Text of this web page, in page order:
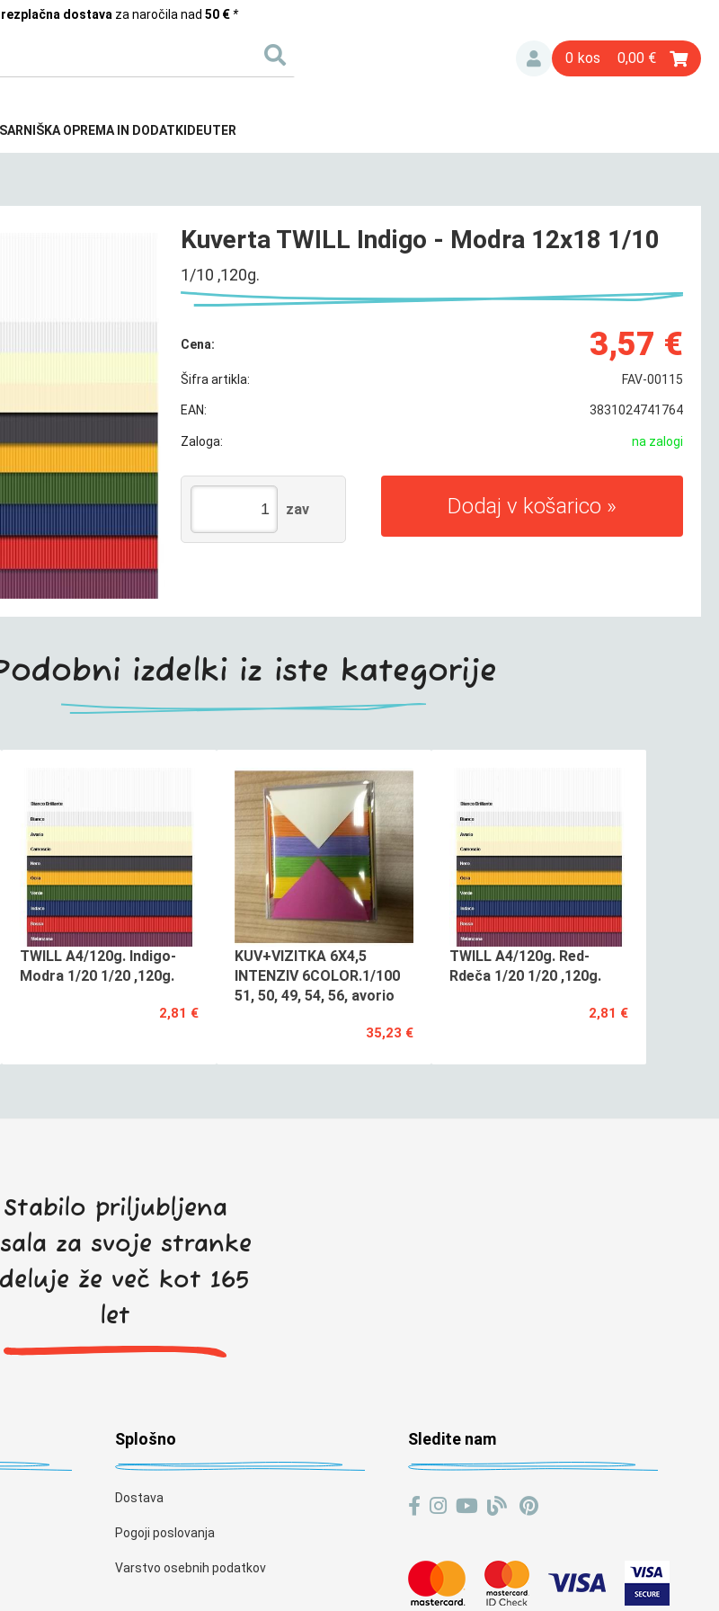
dostava za naročila nad 50 € *
0 0,00
OPREMA IN DODATKI DEUTER
Kuverta TWILL Indigo - Modra 12x18 1/10
1/10 ,120g.
Cena: 3,57 €
Šifra artikla: FAV-00115
EAN: 3831024741764
Zaloga: na zalogi
Dodaj v košarico
zav
izdelki iz iste kategorije
TWILL A4/120g. Indigo-
Modra 1/20 1/20 ,120g.
2,81 €
KUV+VIZITKA 6X4,5
INTENZIV 6COLOR.1/100
51, 50, 49, 54, 56, avorio
35,23 €
TWILL A4/120g. Red-
Rdeča 1/20 1/20 ,120g.
2,81 €
Stabilo priljubljena
za svoje stranke
že več kot 165
let
Splošno
Dostava
Pogoji poslovanja
Varstvo osebnih podatkov
Sledite nam